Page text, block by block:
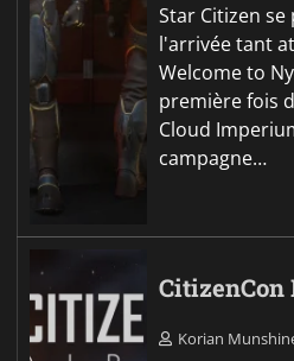
Star Citizen
l'arrivée tant
Welcome to
première fois
Cloud
campagne…
CitizenCon
Korian